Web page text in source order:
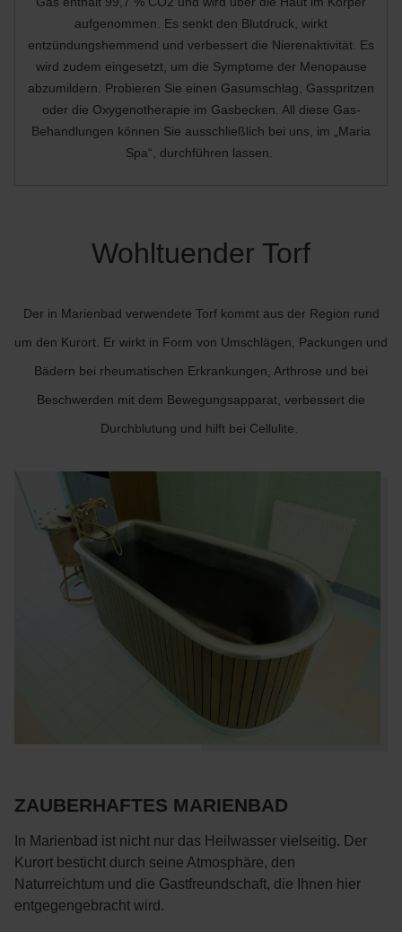
aufgenommen. Es senkt den Blutdruck, wirkt
entzündungshemmend und verbessert die Nierenaktivität. Es
wird zudem eingesetzt, um die Symptome der Menopause
abzumildern. Probieren Sie einen Gasumschlag, Gasspritzen
oder die Oxygenotherapie im Gasbecken. All diese Gas-
Behandlungen können Sie ausschließlich bei uns, im „Maria
Spa“, durchführen lassen.
Wohltuender Torf
Der in Marienbad verwendete Torf kommt aus der Region rund
um den Kurort. Er wirkt in Form von Umschlägen, Packungen und
Bädern bei rheumatischen Erkrankungen, Arthrose und bei
Beschwerden mit dem Bewegungsapparat, verbessert die
Durchblutung und hilft bei Cellulite.
ZAUBERHAFTES MARIENBAD
In Marienbad ist nicht nur das Heilwasser vielseitig. Der
Kurort besticht durch seine Atmosphäre, den
Naturreichtum und die Gastfreundschaft, die Ihnen hier
entgegengebracht wird.